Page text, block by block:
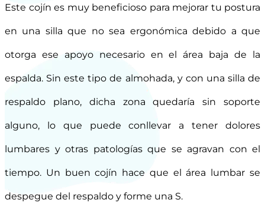
Este cojín es muy beneficioso para mejorar tu postura
en una silla que no sea ergonómica debido a que
otorga ese apoyo necesario en el área baja de la
espalda. Sin este tipo de almohada, y con una silla de
respaldo plano, dicha zona quedaría sin soporte
alguno, lo que puede conllevar a tener dolores
lumbares y otras patologías que se agravan con el
tiempo. Un buen cojín hace que el área lumbar se
despegue del respaldo y forme una S.